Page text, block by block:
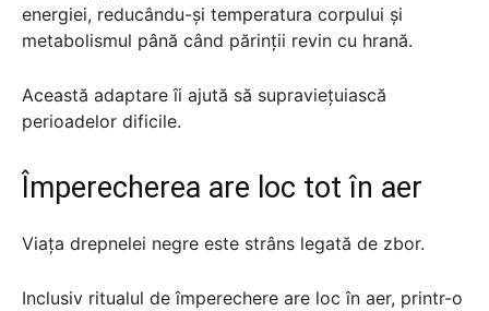
energiei, reducându-și temperatura corpului și
metabolismul până când părinții revin cu hrană.
Această adaptare îi ajută să supraviețuiască
perioadelor dificile.
Împerecherea are loc tot în aer
Viața drepnelei negre este strâns legată de zbor.
Inclusiv ritualul de împerechere are loc în aer, printr-o